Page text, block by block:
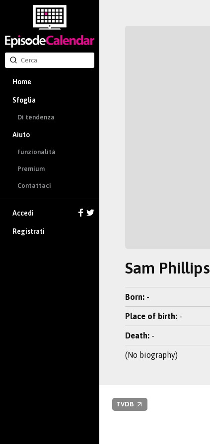
Home
Sfoglia
Di tendenza
Aiuto
Funzionalità
Premium
Contattaci
Accedi
Registrati
Sam Phillips
Born: -
Place of birth: -
Death: -
(No biography)
TVDB